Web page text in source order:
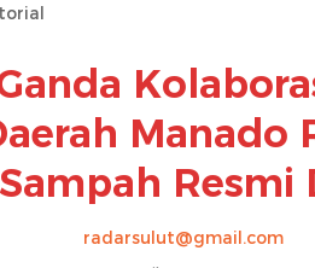
Manado
Resmi
radarsulut@gmail.com